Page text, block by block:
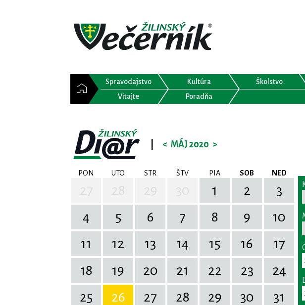
Spravodajstvo Kultúra Školstvo
Vitajte
Poradňa
< MÁJ 2020 >
PON UTO STR ŠTV PIA SOB NED
1 2
3
4
5 6 7 8 9
10
11
12 13 14 15 16
17
18
19 20 21 22 23
24
25
26 27 28 29 30
31